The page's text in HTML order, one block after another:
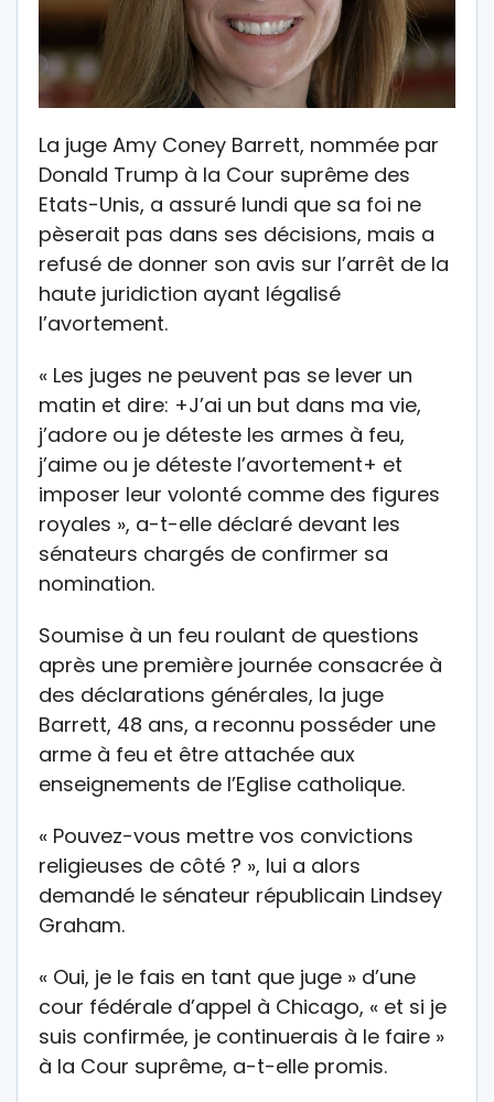
La juge Amy Coney Barrett, nommée par
Donald Trump à la Cour suprême des
Etats-Unis, a assuré lundi que sa foi ne
pèserait pas dans ses décisions, mais a
refusé de donner son avis sur l’arrêt de la
haute juridiction ayant légalisé
l’avortement.
« Les juges ne peuvent pas se lever un
matin et dire: +J’ai un but dans ma vie,
j’adore ou je déteste les armes à feu,
j’aime ou je déteste l’avortement+ et
imposer leur volonté comme des figures
royales », a-t-elle déclaré devant les
sénateurs chargés de confirmer sa
nomination.
Soumise à un feu roulant de questions
après une première journée consacrée à
des déclarations générales, la juge
Barrett, 48 ans, a reconnu posséder une
arme à feu et être attachée aux
enseignements de l’Eglise catholique.
« Pouvez-vous mettre vos convictions
religieuses de côté ? », lui a alors
demandé le sénateur républicain Lindsey
Graham.
« Oui, je le fais en tant que juge » d’une
cour fédérale d’appel à Chicago, « et si je
suis confirmée, je continuerais à le faire »
à la Cour suprême, a-t-elle promis.